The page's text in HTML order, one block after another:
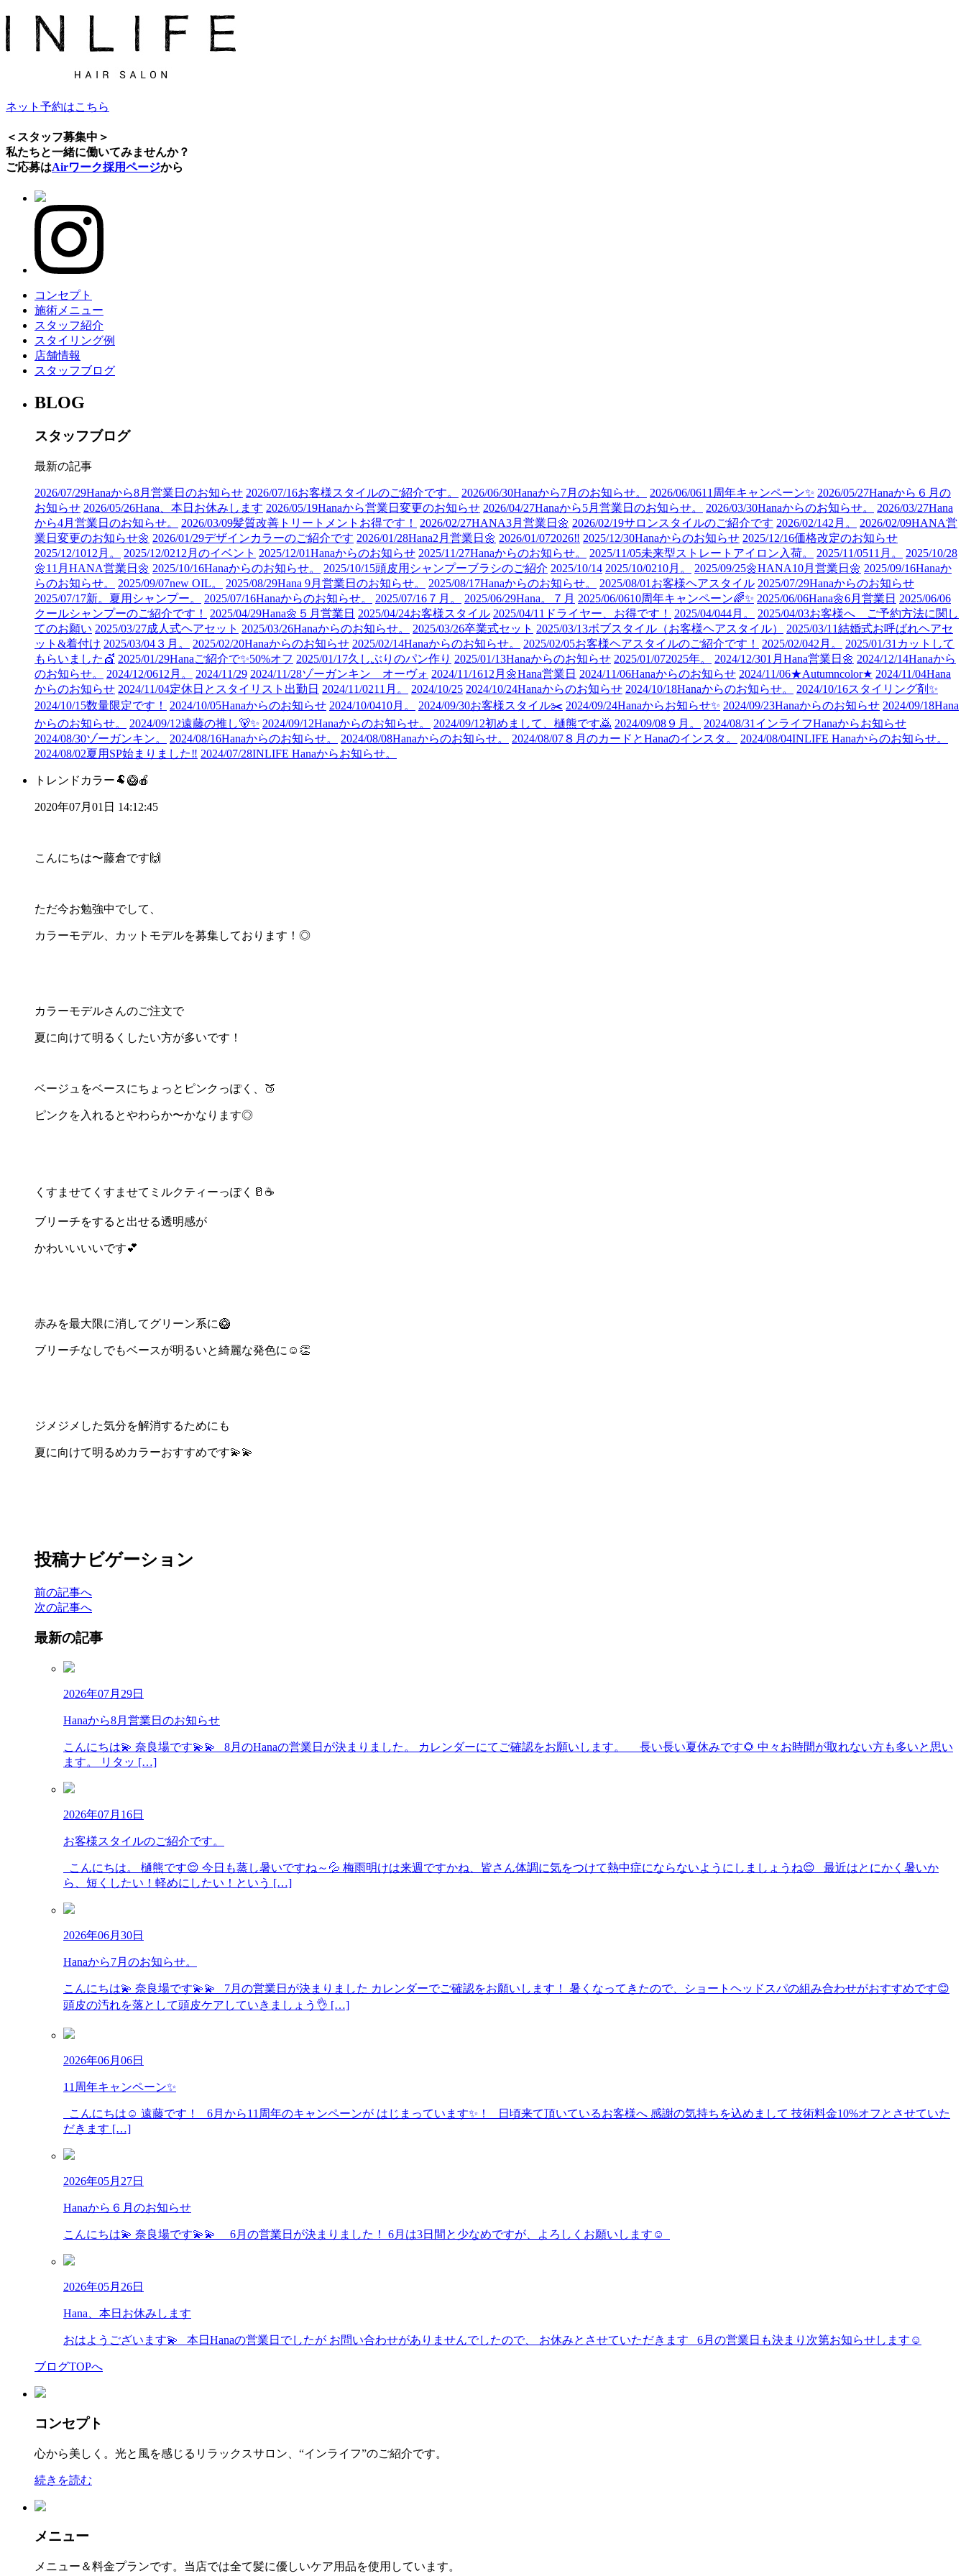
ネット予約はこちら
＜スタッフ募集中＞
私たちと一緒に働いてみませんか？
ご応募はAirワーク採用ページから
コンセプト
施術メニュー
スタッフ紹介
スタイリング例
店舗情報
スタッフブログ
BLOG
スタッフブログ
最新の記事
2026/07/29Hanaから8月営業日のお知らせ 2026/07/16お客様スタイルのご紹介です。 2026/06/30Hanaから7月のお知らせ。 2026/06/0611周年キャンペーン✨ 2026/05/27Hanaから６月の
お知らせ 2026/05/26Hana、本日お休みします 2026/05/19Hanaから営業日変更のお知らせ 2026/04/27Hanaから5月営業日のお知らせ。 2026/03/30Hanaからのお知らせ。 2026/03/27Hana
から4月営業日のお知らせ。
2026/03/09髪質改善トリートメントお得です！ 2026/02/27HANA3月営業日🌼 2026/02/19サロンスタイルのご紹介です 2026/02/142月。 2026/02/09HANA営
業日変更のお知らせ🌼 2026/01/29デザインカラーのご紹介です 2026/01/28Hana2月営業日🌼 2026/01/072026‼︎ 2025/12/30Hanaからのお知らせ 2025/12/16価格改定のお知らせ
2025/12/1012月。 2025/12/0212月のイベント 2025/12/01Hanaからのお知らせ 2025/11/27Hanaからのお知らせ。 2025/11/05未来型ストレートアイロン入荷。 2025/11/0511月。
2025/10/28
🌼11月HANA営業日🌼 2025/10/16Hanaからのお知らせ。 2025/10/15頭皮用シャンプーブラシのご紹介 2025/10/14 2025/10/0210月。 2025/09/25🌼HANA10月営業日🌼 2025/09/16Hanaか
らのお知らせ。
2025/09/07new OIL。 2025/08/29Hana 9月営業日のお知らせ。 2025/08/17Hanaからのお知らせ。 2025/08/01 お客様ヘアスタイル 2025/07/29Hanaからのお知らせ
2025/07/17新。夏用シャンプー。 2025/07/16Hanaからのお知らせ。 2025/07/16 ７月。 2025/06/29Hana。７月 2025/06/0610周年キャンペーン🌈✨ 2025/06/06Hana🌼6月営業日 2025/06/06
クールシャンプーのご紹介です！
2025/04/29Hana🌼５月営業日 2025/04/24お客様スタイル 2025/04/11 ドライヤー、お得です！ 2025/04/044月。 2025/04/03お客様へ ご予約方法に関し
てのお願い 2025/03/27成人式ヘアセット 2025/03/26Hanaからのお知らせ。 2025/03/26卒業式セット 2025/03/13ボブスタイル（お客様ヘアスタイル） 2025/03/11結婚式お呼ばれヘアセ
ット&着付け 2025/03/04 ３月。 2025/02/20Hanaからのお知らせ 2025/02/14Hanaからのお知らせ。 2025/02/05お客様ヘアスタイルのご紹介です！ 2025/02/042月。 2025/01/31 カットして
もらいました💇 2025/01/29Hanaご紹介で✨50%オフ 2025/01/17久しぶりのパン作り 2025/01/13Hanaからのお知らせ 2025/01/072025年。 2024/12/301月Hana営業日🌼 2024/12/14Hanaから
のお知らせ。
2024/12/0612月。 2024/11/29 2024/11/28ゾーガンキン オーヴォ 2024/11/1612月🌼Hana営業日 2024/11/06Hanaからのお知らせ 2024/11/06★Autumncolor★ 2024/11/04Hana
からのお知らせ 2024/11/04定休日とスタイリスト出勤日 2024/11/0211月。 2024/10/25 2024/10/24Hanaからのお知らせ 2024/10/18Hanaからのお知らせ。 2024/10/16スタイリング剤✨
2024/10/15数量限定です！ 2024/10/05Hanaからのお知らせ 2024/10/0410月。 2024/09/30お客様スタイル✂️ 2024/09/24Hanaからお知らせ✨ 2024/09/23Hanaからのお知らせ 2024/09/18Hana
からのお知らせ。
2024/09/12遠藤の推し🐻✨ 2024/09/12Hanaからのお知らせ。 2024/09/12初めまして、樋熊です🙇 2024/09/08 ９月。 2024/08/31 インライフHanaからお知らせ
2024/08/30ゾーガンキン。 2024/08/16Hanaからのお知らせ。 2024/08/08Hanaからのお知らせ。 2024/08/07８月のカードとHanaのインスタ。 2024/08/04INLIFE Hanaからのお知らせ。
2024/08/02夏用SP始まりました‼︎ 2024/07/28INLIFE Hanaからお知らせ。
トレンドカラー🐏🥝🍎
2020年07月01日 14:12:45
こんにちは〜藤倉です🙌
ただ今お勉強中でして、
カラーモデル、カットモデルを募集しております！◎
カラーモデルさんのご注文で
夏に向けて明るくしたい方が多いです！
ベージュをベースにちょっとピンクっぽく、🍑
ピンクを入れるとやわらか〜かなります◎
くすませてくすませてミルクティーっぽく🥛☕️
ブリーチをすると出せる透明感が
かわいいいいです💕
赤みを最大限に消してグリーン系に🥝
ブリーチなしでもベースが明るいと綺麗な発色に☺️👏
ジメジメした気分を解消するためにも
夏に向けて明るめカラーおすすめです💫💫
投稿ナビゲーション
前の記事へ
次の記事へ
最新の記事
2026年07月29日
Hanaから8月営業日のお知らせ
こんにちは💫 奈良場です💫💫 8月のHanaの営業日が決まりました。 カレンダーにてご確認をお願いします。 長い長い夏休みです🌻 中々お時間が取れない方も多いと思い
ます。 リタッ […]
2026年07月16日
お客様スタイルのご紹介です。
こんにちは。 樋熊です😌 今日も蒸し暑いですね～💦 梅雨明けは来週ですかね、皆さん体調に気をつけて熱中症にならないようにしましょうね😌 最近はとにかく暑いか
ら、短くしたい！軽めにしたい！という […]
2026年06月30日
Hanaから7月のお知らせ。
こんにちは💫 奈良場です💫💫 7月の営業日が決まりました カレンダーでご確認をお願いします！ 暑くなってきたので、ショートヘッドスパの組み合わせがおすすめです😊
頭皮の汚れを落として頭皮ケアしていきましょう👌 […]
2026年06月06日
11周年キャンペーン✨
こんにちは☺️ 遠藤です！ 6月から11周年のキャンペーンが はじまっています✨！ 日頃来て頂いているお客様へ 感謝の気持ちを込めまして 技術料金10%オフとさせていた
だきます […]
2026年05月27日
Hanaから６月のお知らせ
こんにちは💫 奈良場です💫💫 6月の営業日が決まりました！ 6月は3日間と少なめですが、よろしくお願いします☺︎
2026年05月26日
Hana、本日お休みします
おはようございます💫 本日Hanaの営業日でしたが お問い合わせがありませんでしたので、 お休みとさせていただきます 6月の営業日も決まり次第お知らせします☺︎
ブログTOPへ
コンセプト
心から美しく。光と風を感じるリラックスサロン、“インライフ”のご紹介です。
続きを読む
メニュー
メニュー＆料金プランです。当店では全て髪に優しいケア用品を使用しています。